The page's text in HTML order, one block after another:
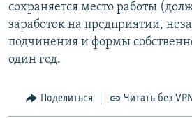
сохраняется место работы
заработок на предприятии,
подчинения и формы
один год.
Поделиться Читать без